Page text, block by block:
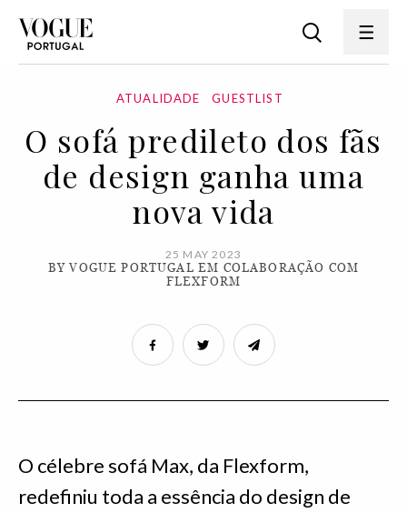
ATUALIDADE GUESTLIST
O sofá predileto dos fãs
de design ganha uma
nova vida
25 MAY 2023
BY VOGUE PORTUGAL EM COLABORAÇÃO COM
FLEXFORM
O célebre sofá Max, da Flexform,
redefiniu toda a essência do design de